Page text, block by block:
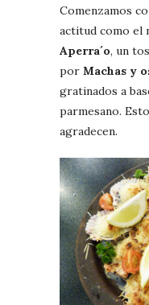
Comenzamos
actitud como el
Aperra´o, un
por Machas y
gratinados a
parmesano.
agradecen.